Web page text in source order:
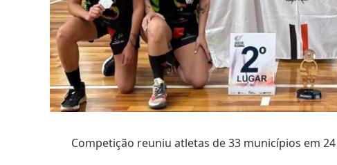
Competição reuniu atletas de 33 municípios em